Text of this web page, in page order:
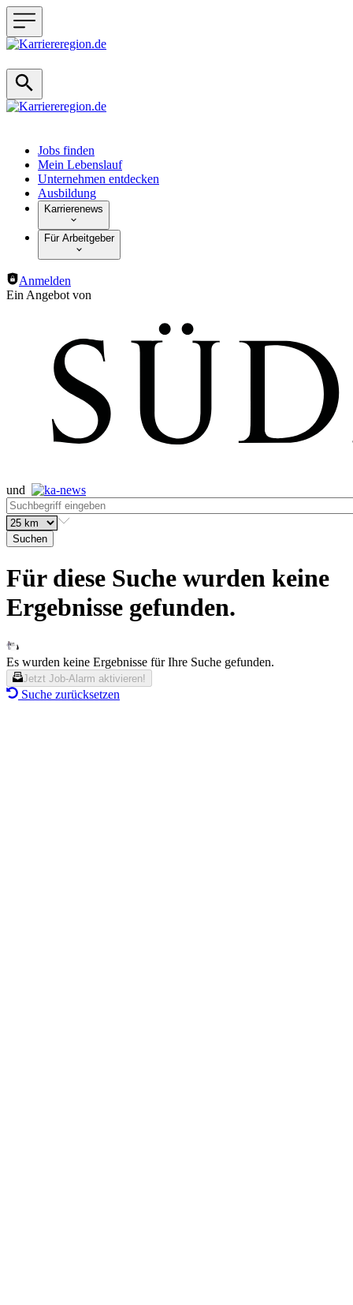
Haupt-Navigation
Jobs finden
Mein Lebenslauf
Unternehmen entdecken
Ausbildung
Karrierenews
Für Arbeitgeber
Anmelden
Ein Angebot von
und
Suchen
Für diese Suche wurden keine
Ergebnisse gefunden.
Es wurden keine Ergebnisse für Ihre Suche gefunden.
Jetzt Job-Alarm aktivieren!
Suche zurücksetzen